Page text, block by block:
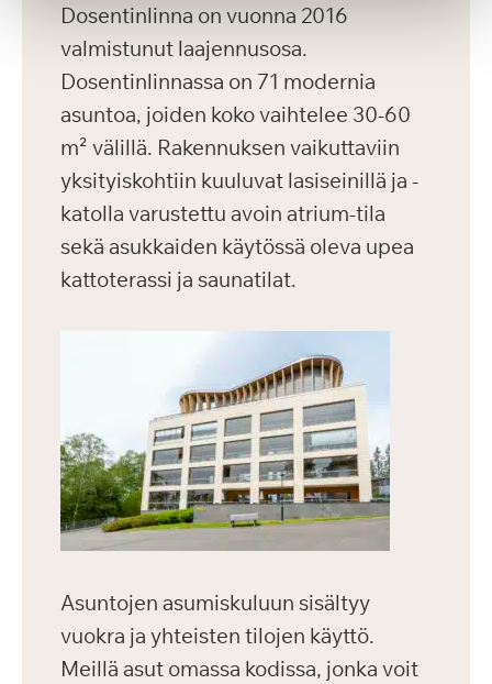
Dosentinlinna on vuonna 2016
valmistunut laajennusosa.
Dosentinlinnassa on 71 modernia
asuntoa, joiden koko vaihtelee 30-60
m² välillä. Rakennuksen vaikuttaviin
yksityiskohtiin kuuluvat lasiseinillä ja -
katolla varustettu avoin atrium-tila
sekä asukkaiden käytössä oleva upea
kattoterassi ja saunatilat.
Asuntojen asumiskuluun sisältyy
vuokra ja yhteisten tilojen käyttö.
Meillä asut omassa kodissa, jonka voit